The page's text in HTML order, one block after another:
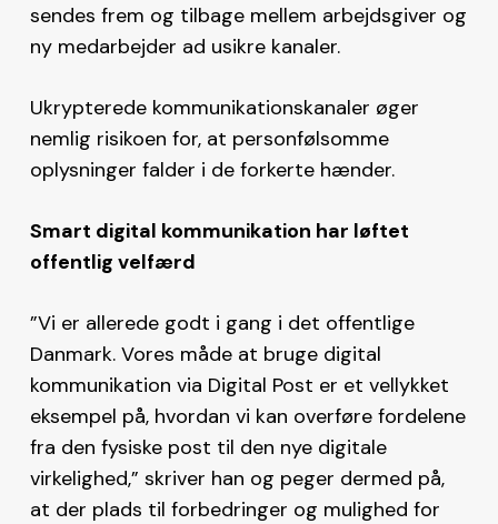
sendes frem og tilbage mellem arbejdsgiver og
ny medarbejder ad usikre kanaler.
Ukrypterede kommunikationskanaler øger
nemlig risikoen for, at personfølsomme
oplysninger falder i de forkerte hænder.
Smart digital kommunikation har løftet
offentlig velfærd
”Vi er allerede godt i gang i det offentlige
Danmark. Vores måde at bruge digital
kommunikation via Digital Post er et vellykket
eksempel på, hvordan vi kan overføre fordelene
fra den fysiske post til den nye digitale
virkelighed,” skriver han og peger dermed på,
at der plads til forbedringer og mulighed for